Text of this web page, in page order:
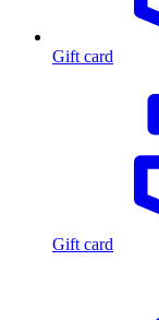
Gift card
Gift card